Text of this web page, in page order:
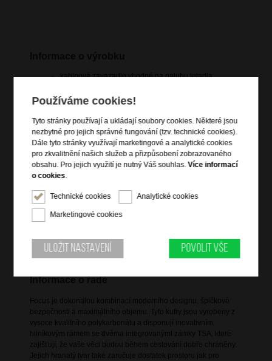
Informace o řadě
Focus je dokonalou kombinací moderního designu, špičkové
bezpečnosti a maximálního objemu. Tyto kufry jsou vyrobeny z
vysoce kvalitního polykarbonátu a disponují inovativním
hliníkovým rámem se dvěma integrovanými zámky TSA, které
zajišťují, že vaše věci budou během cestování dobře chráněny.
Jejich hranatý tvar také zaručuje dostatek prostoru jak pro
kabinové zavazadlo vhodné na palubu letadla
hlavní prostor na dvě poloviny
vnitřní křížové popruhy pro udržení obsahu
1 pevná dělicí podložka s kapsami a 1 variabilní dělicí
podložka s hloubkou 5 cm
mesh pocket
vrchní a boční madlo do ruky
vyjímatelná a ručně pratelná podšívka
polohovatelná trolej
štítek na samolepky (list samolepek součástí)
Používáme cookies!
Tyto stránky používají a ukládají soubory cookies. Některé jsou
nezbytné pro jejich správné fungování (tzv. technické cookies).
Dále tyto stránky využívají marketingové a analytické cookies
pro zkvalitnění našich služeb a přizpůsobení zobrazovaného
obsahu. Pro jejich využití je nutný Váš souhlas.Více informací
o cookies.
Technické cookies Analytické cookies
Marketingové cookies
Uložit nastavení Povolit vše